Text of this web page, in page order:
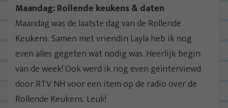
Maandag: Rollende keukens & daten
Maandag was de laatste dag van de Rollende
Keukens. Samen met vriendin Layla heb ik nog
even alles gegeten wat nodig was. Heerlijk begin
van de week! Ook werd ik nog even geïnterviewd
door RTV NH voor een item op de radio over de
Rollende Keukens. Leuk!